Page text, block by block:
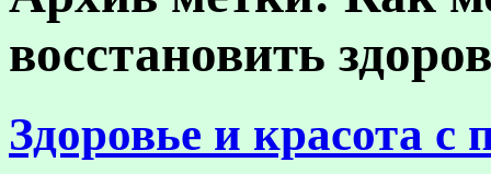
восстановить
Здоровье и красота